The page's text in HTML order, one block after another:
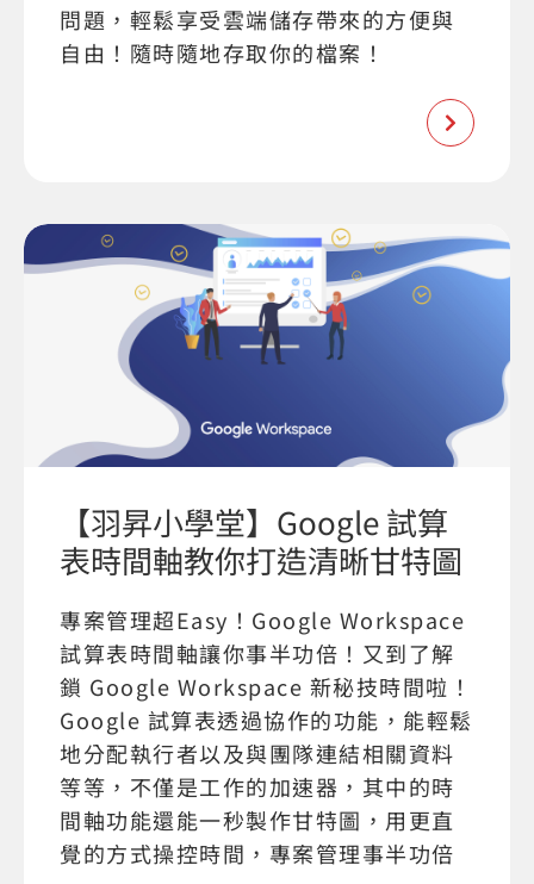
問題，輕鬆享受雲端儲存帶來的方便與
自由！隨時隨地存取你的檔案！
【羽昇小學堂】Google 試算
表時間軸教你打造清晰甘特圖
專案管理超Easy！Google Workspace
試算表時間軸讓你事半功倍！又到了解
鎖 Google Workspace 新秘技時間啦！
Google 試算表透過協作的功能，能輕鬆
地分配執行者以及與團隊連結相關資料
等等，不僅是工作的加速器，其中的時
間軸功能還能一秒製作甘特圖，用更直
覺的方式操控時間，專案管理事半功倍